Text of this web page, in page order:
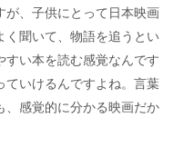
が、子供にとって日本映画
く聞いて、物語を追うとい
すい本を読む感覚なんです
ていけるんですよね。言葉
、感覚的に分かる映画だか